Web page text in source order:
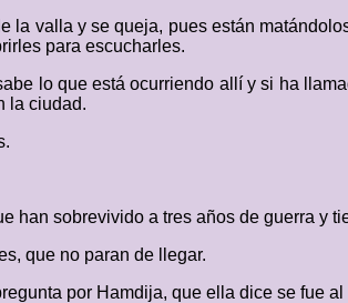
valla y se queja, pues están
para escucharles.
lo que está ocurriendo allí y si ha
la ciudad.
han sobrevivido a tres años de guerra y
que no paran de llegar.
por Hamdija, que ella dice se fue al